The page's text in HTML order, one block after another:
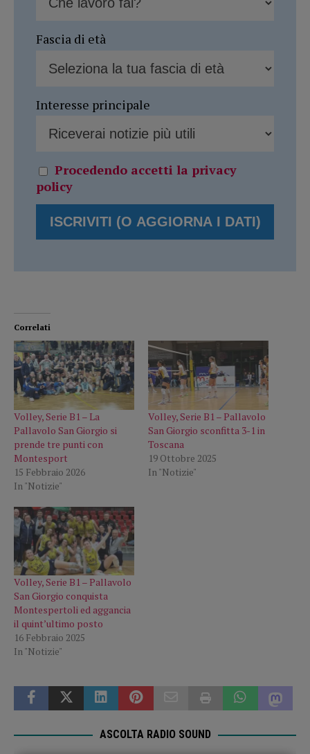
Fascia di età
Interesse principale
Procedendo accetti la privacy
policy
Correlati
Volley, Serie B1 – La
Pallavolo San Giorgio si
prende tre punti con
Montesport
15 Febbraio 2026
In "Notizie"
Volley, Serie B1 – Pallavolo
San Giorgio sconfitta 3-1 in
Toscana
19 Ottobre 2025
In "Notizie"
Volley, Serie B1 – Pallavolo
San Giorgio conquista
Montespertoli ed aggancia
il quint’ultimo posto
16 Febbraio 2025
In "Notizie"
ASCOLTA RADIO SOUND